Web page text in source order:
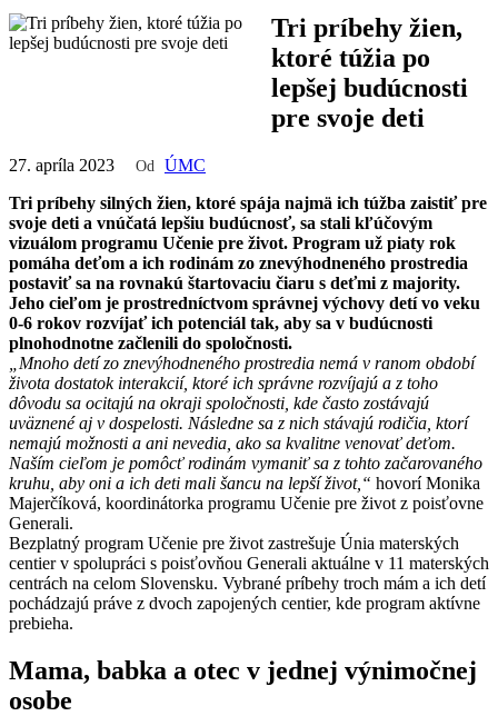
Tri príbehy žien,
ktoré túžia po
lepšej budúcnosti
pre svoje deti
27. apríla 2023 Od
ÚMC
Tri príbehy silných žien, ktoré spája najmä ich túžba zaistiť pre
svoje deti a vnúčatá lepšiu budúcnosť, sa stali kľúčovým
vizuálom programu Učenie pre život. Program už piaty rok
pomáha deťom a ich rodinám zo znevýhodneného prostredia
postaviť sa na rovnakú štartovaciu čiaru s deťmi z majority.
Jeho cieľom je prostredníctvom správnej výchovy detí vo veku
0-6 rokov rozvíjať ich potenciál tak, aby sa v budúcnosti
plnohodnotne začlenili do spoločnosti.
„Mnoho detí zo znevýhodneného prostredia nemá v ranom období
života dostatok interakcií, ktoré ich správne rozvíjajú a z toho
dôvodu sa ocitajú na okraji spoločnosti, kde často zostávajú
uväznené aj v dospelosti. Následne sa z nich stávajú rodičia, ktorí
nemajú možnosti a ani nevedia, ako sa kvalitne venovať deťom.
Naším cieľom je pomôcť rodinám vymaniť sa z tohto začarovaného
kruhu, aby oni a ich deti mali šancu na lepší život,“ hovorí Monika
Majerčíková, koordinátorka programu Učenie pre život z poisťovne
Generali.
Bezplatný program Učenie pre život zastrešuje Únia materských
centier v spolupráci s poisťovňou Generali aktuálne v 11 materských
centrách na celom Slovensku. Vybrané príbehy troch mám a ich detí
pochádzajú práve z dvoch zapojených centier, kde program aktívne
prebieha.
Mama, babka a otec v jednej výnimočnej
osobe